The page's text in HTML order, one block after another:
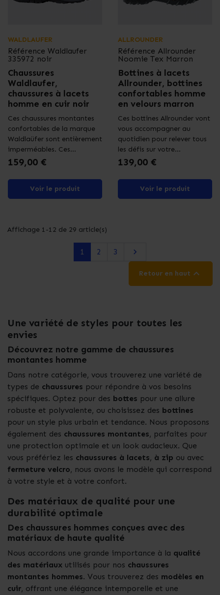
WALDLAUFER
Référence Waldlaufer
335972 noir
Chaussures
Waldlaufer,
chaussures à lacets
homme en cuir noir
Ces chaussures montantes
confortables de la marque
Waldlaüfer sont entièrement
imperméables. Ces...
Prix
159,00 €
Voir le produit
ALLROUNDER
Référence Allrounder
Noomie Tex Marron
Bottines à lacets
Allrounder, bottines
confortables homme
en velours marron
Ces bottines Allrounder vont
vous accompagner au
quotidien pour relever tous
les défis sur votre...
Prix
139,00 €
Voir le produit
Affichage 1-12 de 29 article(s)
1 2 3 Suivant

Retour en haut 
Une variété de styles pour toutes les
envies
Découvrez notre gamme de chaussures
montantes homme
Dans notre catégorie, vous trouverez une variété de
types de chaussures pour répondre à vos besoins
spécifiques. Optez pour des bottes pour une allure
robuste et polyvalente, ou choisissez des bottines
pour un style plus urbain et tendance. Nous proposons
également des chaussures montantes, parfaites pour
une protection optimale et un look audacieux. Que
vous préfériez les chaussures à lacets, à zip ou avec
fermeture velcro, nous avons le modèle qui correspond
à votre style et à votre confort.
Des matériaux de qualité pour une
durabilité optimale
Des chaussures hommes conçues avec des
matériaux de haute qualité
Nous accordons une grande importance à la qualité
des matériaux utilisés pour nos chaussures
montantes hommes. Vous trouverez des modèles en
cuir, offrant une élégance intemporelle et une